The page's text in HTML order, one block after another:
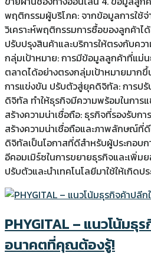
พฤติกรรมผู้บริโภค: จากข้อมูลการใช้
วิเคราะห์พฤติกรรมการซื้อของลูกค้าไ
ปรับปรุงสินค้าและบริการให้ตรงกับค
กลุ่มเป้าหมาย: การมีข้อมูลลูกค้าที่แม่น
ตลาดได้อย่างตรงกลุ่มเป้าหมายมากขึ้
การแข่งขัน ปรับตัวสู่ยุคดิจิทัล: การปรั
ดิจิทัล ทำให้ธุรกิจมีความพร้อมในกา
สร้างความน่าเชื่อถือ: ธุรกิจที่รองรับกา
สร้างความน่าเชื่อถือและภาพลักษณ์ที่
ดิจิทัลเป็นโอกาสที่ดีสำหรับผู้ประกอบ
อีคอมเมิร์ซในการขยายธุรกิจและเพิ่ม
ปรับตัวและนำเทคโนโลยีมาใช้ให้เกิด
PHYGITAL – แนวโน้มธุ
อนาคตที่คุณต้องรู้!